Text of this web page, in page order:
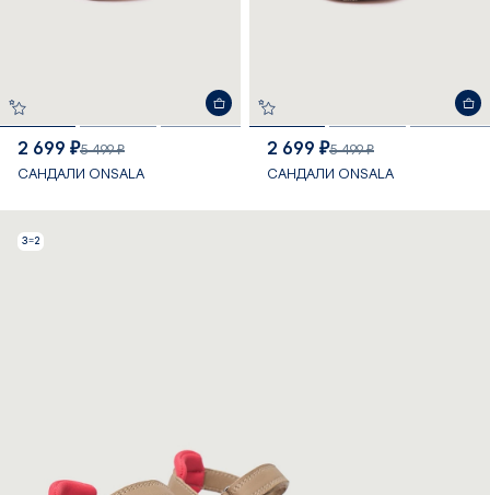
2 699 ₽5 499 ₽
САНДАЛИ ONSALA
2 699 ₽5 499 ₽
САНДАЛИ ONSALA
3=2